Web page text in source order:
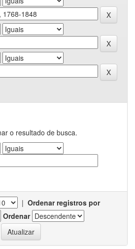
o resultado de busca.
| Ordenar registros por
Ordenar